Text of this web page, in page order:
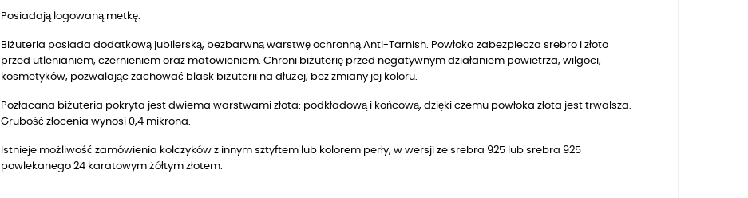
Posiadają logowaną metkę.
Biżuteria posiada dodatkową jubilerską, bezbarwną warstwę ochronną Anti-Tarnish. Powłoka zabezpiecza srebro i złoto
przed utlenianiem, czernieniem oraz matowieniem. Chroni biżuterię przed negatywnym działaniem powietrza, wilgoci,
kosmetyków, pozwalając zachować blask biżuterii na dłużej, bez zmiany jej koloru.
Pozłacana biżuteria pokryta jest dwiema warstwami złota: podkładową i końcową, dzięki czemu powłoka złota jest trwalsza.
Grubość złocenia wynosi 0,4 mikrona.
Istnieje możliwość zamówienia kolczyków z innym sztyftem lub kolorem perły, w wersji ze srebra 925 lub srebra 925
powlekanego 24 karatowym żółtym złotem.